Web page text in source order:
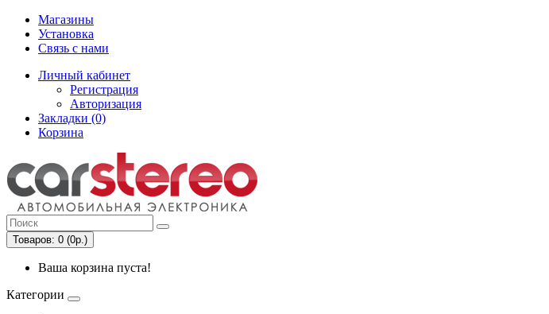
Магазины
Установка
Связь с нами
Личный кабинет
Регистрация
Авторизация
Закладки (0)
Корзина
Товаров: 0 (0р.)
Ваша корзина пуста!
Категории